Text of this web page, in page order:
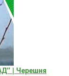
| Черешня